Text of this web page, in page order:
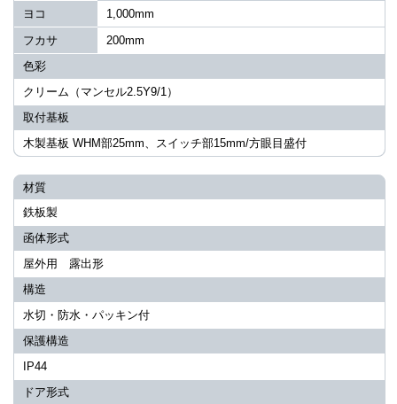
ヨコ
1,000mm
フカサ
200mm
色彩
クリーム（マンセル2.5Y9/1）
取付基板
木製基板 WHM部25mm、スイッチ部15mm/方眼目盛付
材質
鉄板製
函体形式
屋外用 露出形
構造
水切・防水・パッキン付
保護構造
IP44
ドア形式